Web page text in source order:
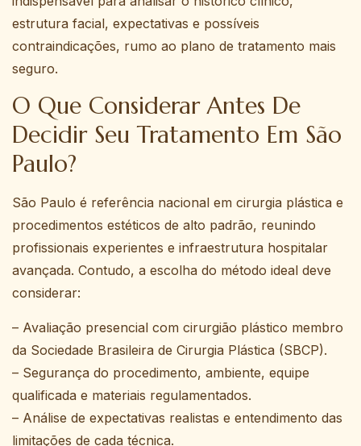
estrutura facial, expectativas e possíveis
contraindicações, rumo ao plano de tratamento mais
seguro.
O Que Considerar Antes De
Decidir Seu Tratamento Em São
Paulo?
São Paulo é referência nacional em cirurgia plástica e
procedimentos estéticos de alto padrão, reunindo
profissionais experientes e infraestrutura hospitalar
avançada. Contudo, a escolha do método ideal deve
considerar:
– Avaliação presencial com cirurgião plástico membro
da Sociedade Brasileira de Cirurgia Plástica (SBCP).
– Segurança do procedimento, ambiente, equipe
qualificada e materiais regulamentados.
– Análise de expectativas realistas e entendimento das
limitações de cada técnica.